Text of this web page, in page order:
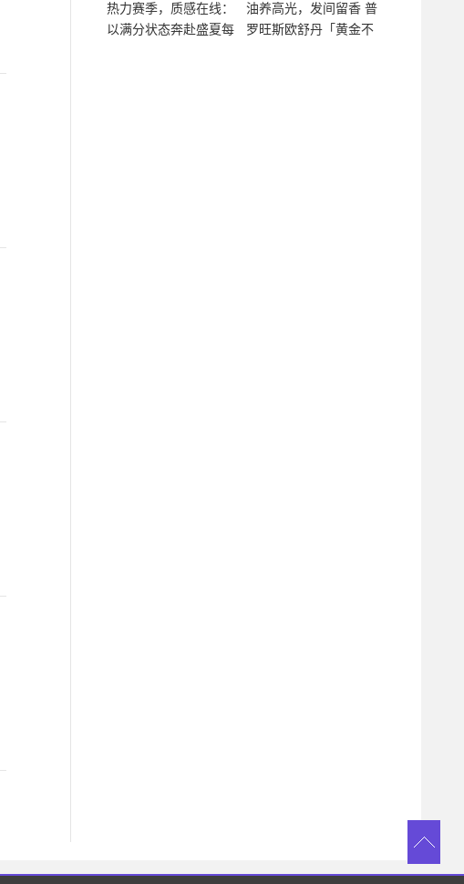
热力赛季，质感在线：
以满分状态奔赴盛夏每
油养高光，发间留香 普
罗旺斯欧舒丹「黄金不